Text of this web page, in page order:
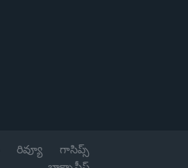
రివ్యూ
గాసిప్స్